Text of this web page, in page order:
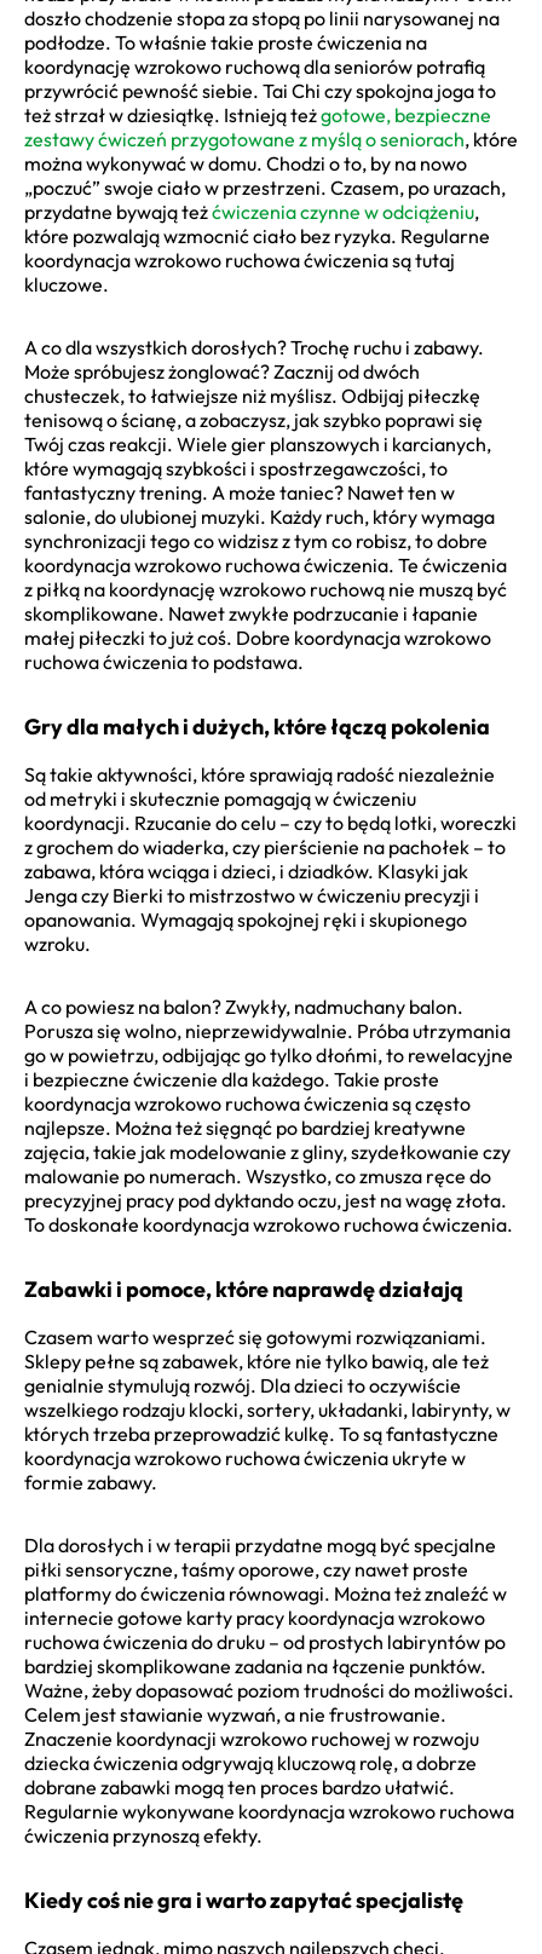
doszło chodzenie stopa za stopą po linii narysowanej na
podłodze. To właśnie takie proste ćwiczenia na
koordynację wzrokowo ruchową dla seniorów potrafią
przywrócić pewność siebie. Tai Chi czy spokojna joga to
też strzał w dziesiątkę. Istnieją teżgotowe, bezpieczne
zestawy ćwiczeń przygotowane z myślą o seniorach, które
można wykonywać w domu. Chodzi o to, by na nowo
„poczuć” swoje ciało w przestrzeni. Czasem, po urazach,
przydatne bywają teżćwiczenia czynne w odciążeniu,
które pozwalają wzmocnić ciało bez ryzyka. Regularne
koordynacja wzrokowo ruchowa ćwiczenia są tutaj
kluczowe.
A co dla wszystkich dorosłych? Trochę ruchu i zabawy.
Może spróbujesz żonglować? Zacznij od dwóch
chusteczek, to łatwiejsze niż myślisz. Odbijaj piłeczkę
tenisową o ścianę, a zobaczysz, jak szybko poprawi się
Twój czas reakcji. Wiele gier planszowych i karcianych,
które wymagają szybkości i spostrzegawczości, to
fantastyczny trening. A może taniec? Nawet ten w
salonie, do ulubionej muzyki. Każdy ruch, który wymaga
synchronizacji tego co widzisz z tym co robisz, to dobre
koordynacja wzrokowo ruchowa ćwiczenia. Te ćwiczenia
z piłką na koordynację wzrokowo ruchową nie muszą być
skomplikowane. Nawet zwykłe podrzucanie i łapanie
małej piłeczki to już coś. Dobre koordynacja wzrokowo
ruchowa ćwiczenia to podstawa.
Gry dla małych i dużych, które łączą pokolenia
Są takie aktywności, które sprawiają radość niezależnie
od metryki i skutecznie pomagają w ćwiczeniu
koordynacji. Rzucanie do celu – czy to będą lotki, woreczki
z grochem do wiaderka, czy pierścienie na pachołek – to
zabawa, która wciąga i dzieci, i dziadków. Klasyki jak
Jenga czy Bierki to mistrzostwo w ćwiczeniu precyzji i
opanowania. Wymagają spokojnej ręki i skupionego
wzroku.
A co powiesz na balon? Zwykły, nadmuchany balon.
Porusza się wolno, nieprzewidywalnie. Próba utrzymania
go w powietrzu, odbijając go tylko dłońmi, to rewelacyjne
i bezpieczne ćwiczenie dla każdego. Takie proste
koordynacja wzrokowo ruchowa ćwiczenia są często
najlepsze. Można też sięgnąć po bardziej kreatywne
zajęcia, takie jak modelowanie z gliny, szydełkowanie czy
malowanie po numerach. Wszystko, co zmusza ręce do
precyzyjnej pracy pod dyktando oczu, jest na wagę złota.
To doskonałe koordynacja wzrokowo ruchowa ćwiczenia.
Zabawki i pomoce, które naprawdę działają
Czasem warto wesprzeć się gotowymi rozwiązaniami.
Sklepy pełne są zabawek, które nie tylko bawią, ale też
genialnie stymulują rozwój. Dla dzieci to oczywiście
wszelkiego rodzaju klocki, sortery, układanki, labirynty, w
których trzeba przeprowadzić kulkę. To są fantastyczne
koordynacja wzrokowo ruchowa ćwiczenia ukryte w
formie zabawy.
Dla dorosłych i w terapii przydatne mogą być specjalne
piłki sensoryczne, taśmy oporowe, czy nawet proste
platformy do ćwiczenia równowagi. Można też znaleźć w
internecie gotowe karty pracy koordynacja wzrokowo
ruchowa ćwiczenia do druku – od prostych labiryntów po
bardziej skomplikowane zadania na łączenie punktów.
Ważne, żeby dopasować poziom trudności do możliwości.
Celem jest stawianie wyzwań, a nie frustrowanie.
Znaczenie koordynacji wzrokowo ruchowej w rozwoju
dziecka ćwiczenia odgrywają kluczową rolę, a dobrze
dobrane zabawki mogą ten proces bardzo ułatwić.
Regularnie wykonywane koordynacja wzrokowo ruchowa
ćwiczenia przynoszą efekty.
Kiedy coś nie gra i warto zapytać specjalistę
Czasem jednak, mimo naszych najlepszych chęci,